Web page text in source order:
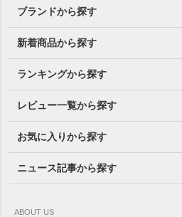
ブランドから探す
新着商品から探す
ランキングから探す
レビュー一覧から探す
お気に入りから探す
ニュース記事から探す
ABOUT US